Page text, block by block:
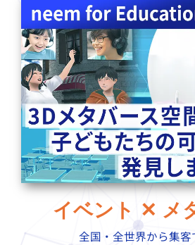
イベント ✕ メ
全国・全世界から集客